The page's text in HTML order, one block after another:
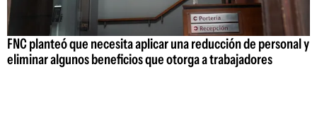
FNC planteó que necesita aplicar una reducción de personal y
eliminar algunos beneficios que otorga a trabajadores